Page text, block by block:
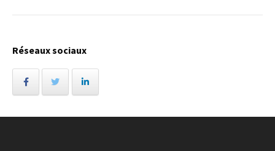
Réseaux sociaux